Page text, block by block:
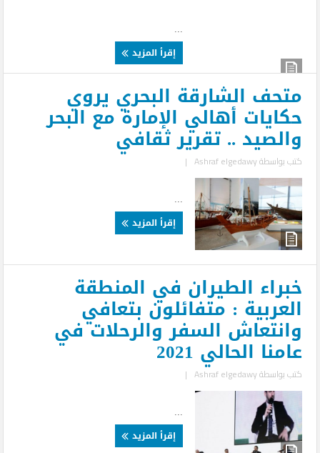
إقرأ المزيد
متحف الشارقة البحري يروي
حكايات أهالي الإمارة مع البحر
والصيد .. تقرير ثقافي
كتب بواسطةAshraf elgedawy
|
إقرأ المزيد
خبراء الطيران في المنطقة
العربية : متفائلون بتعافي
وانتعاش السفر والرحلات في
عامنا الحالي 2021
كتب بواسطةAshraf elgedawy
|
إقرأ المزيد